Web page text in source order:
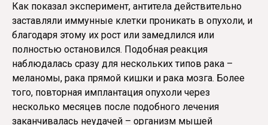
Как показал эксперимент, антитела действительно
заставляли иммунные клетки проникать в опухоли, и
благодаря этому их рост или замедлился или
полностью остановился. Подобная реакция
наблюдалась сразу для нескольких типов рака –
меланомы, рака прямой кишки и рака мозга. Более
того, повторная имплантация опухоли через
несколько месяцев после подобного лечения
заканчивалась неудачей – организм мышей